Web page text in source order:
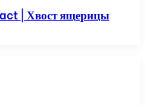
| Хвост ящерицы